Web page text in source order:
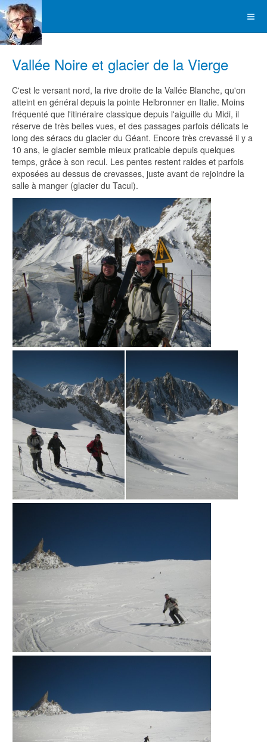
Vallée Noire et glacier de la Vierge
C'est le versant nord, la rive droite de la Vallée Blanche, qu'on
atteint en général depuis la pointe Helbronner en Italie. Moins
fréquenté que l'itinéraire classique depuis l'aiguille du Midi, il
réserve de très belles vues, et des passages parfois délicats le
long des séracs du glacier du Géant. Encore très crevassé il y a
10 ans, le glacier semble mieux praticable depuis quelques
temps, grâce à son recul. Les pentes restent raides et parfois
exposées au dessus de crevasses, juste avant de rejoindre la
salle à manger (glacier du Tacul).